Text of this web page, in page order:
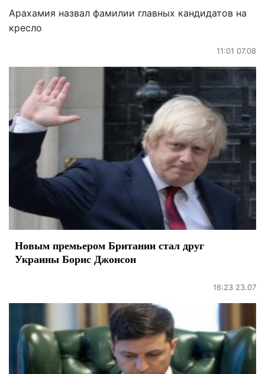
Арахамия назвал фамилии главных кандидатов на
кресло
11:01 07.08
Новым премьером Британии стал друг
Украины Борис Джонсон
16:23 23.07